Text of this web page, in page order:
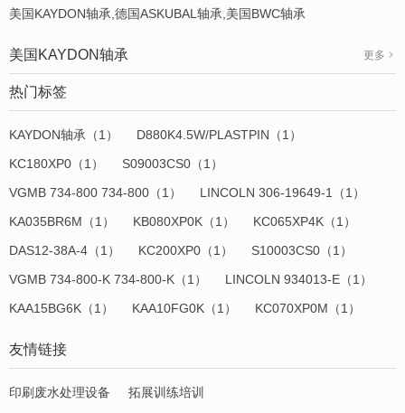
美国KAYDON轴承,德国ASKUBAL轴承,美国BWC轴承
美国KAYDON轴承 更多
热门标签
KAYDON轴承（1）
D880K4.5W/PLASTPIN（1）
KC180XP0（1）
S09003CS0（1）
VGMB 734-800 734-800（1）
LINCOLN 306-19649-1（1）
KA035BR6M（1）
KB080XP0K（1）
KC065XP4K（1）
DAS12-38A-4（1）
KC200XP0（1）
S10003CS0（1）
VGMB 734-800-K 734-800-K（1）
LINCOLN 934013-E（1）
KAA15BG6K（1）
KAA10FG0K（1） KC070XP0M（1）
友情链接
印刷废水处理设备 拓展训练培训